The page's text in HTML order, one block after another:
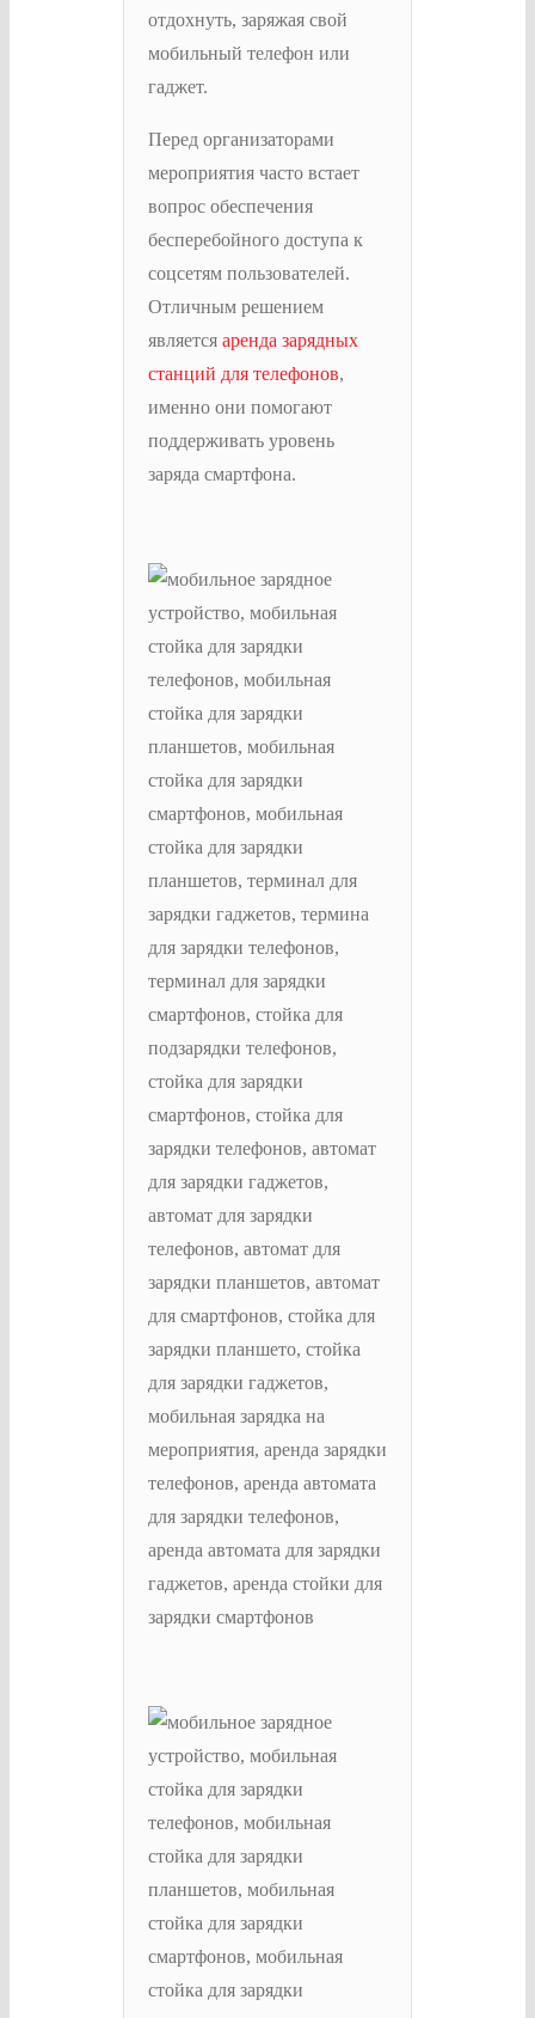
отдохнуть, заряжая свой
мобильный телефон или
гаджет.
Перед организаторами
мероприятия часто встает
вопрос обеспечения
бесперебойного доступа к
соцсетям пользователей.
Отличным решением
является аренда зарядных
станций для телефонов,
именно они помогают
поддерживать уровень
заряда смартфона.